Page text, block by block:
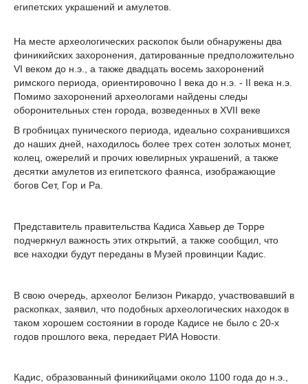
египетских украшений и амулетов.
На месте археологических раскопок были обнаружены два
финикийских захоронения, датированные предположительно
VI веком до н.э., а также двадцать восемь захоронений
римского периода, ориентировочно I века до н.э. - II века н.э.
Помимо захоронений археологами найдены следы
оборонительных стен города, возведенных в XVII веке
В гробницах пунического периода, идеально сохранившихся
до наших дней, находилось более трех сотен золотых монет,
колец, ожерелий и прочих ювелирных украшений, а также
десятки амулетов из египетского фаянса, изображающие
богов Сет, Гор и Ра.
Представитель правительства Кадиса Хавьер де Торре
подчеркнул важность этих открытий, а также сообщил, что
все находки будут переданы в Музей провинции Кадис.
В свою очередь, археолог Белизон Рикардо, участвовавший в
раскопках, заявил, что подобных археологических находок в
таком хорошем состоянии в городе Кадисе не было с 20-х
годов прошлого века, передает РИА Новости.
Кадис, образованный финикийцами около 1100 года до н.э.,